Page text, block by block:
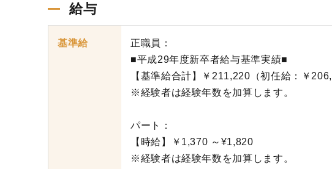
給与
基準給
正職員：
■平成29年度新卒者給与基準実績■
【基準給合計】￥211,220（初任給：￥
※経験者は経験年数を加算します。
パート：
【時給】￥1,370 ～¥1,820
※経験者は経験年数を加算します。